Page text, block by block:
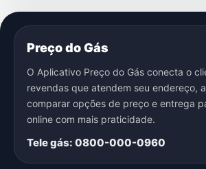
Preço do Gás
O Aplicativo Preço do Gás conecta o
revendas que atendem seu endereço,
comparar opções de preço e entrega
online com mais praticidade.
Tele gás: 0800-000-0960